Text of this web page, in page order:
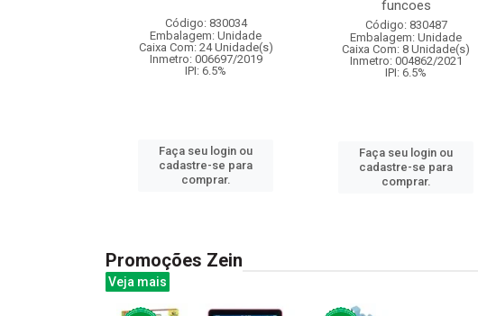
Código: 830034
Embalagem: Unidade
Caixa Com: 24 Unidade(s)
Inmetro: 006697/2019
IPI: 6.5%
Faça seu login ou
cadastre-se para
comprar.
funcoes
Código: 830487
Embalagem: Unidade
Caixa Com: 8 Unidade(s)
Inmetro: 004862/2021
IPI: 6.5%
Faça seu login ou
cadastre-se para
comprar.
Promoções Zein
Veja mais